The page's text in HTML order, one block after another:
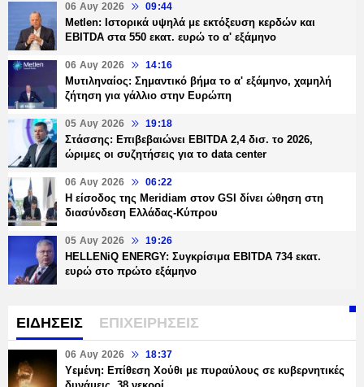
06 Αυγ 2026 09:44
Metlen: Ιστορικά υψηλά με εκτόξευση κερδών και
EBITDA στα 550 εκατ. ευρώ το α' εξάμηνο
06 Αυγ 2026 14:16
Μυτιληναίος: Σημαντικό βήμα το α' εξάμηνο, χαμηλή
ζήτηση για γάλλιο στην Ευρώπη
05 Αυγ 2026 19:18
Στάσσης: Επιβεβαιώνει EBITDA 2,4 δισ. το 2026,
ώριμες οι συζητήσεις για το data center
06 Αυγ 2026 06:22
Η είσοδος της Meridiam στον GSI δίνει ώθηση στη
διασύνδεση Ελλάδας-Κύπρου
05 Αυγ 2026 19:26
HELLENiQ ENERGY: Συγκρίσιμα EBITDA 734 εκατ.
ευρώ στο πρώτο εξάμηνο
ΕΙΔΗΣΕΙΣ ΕΠΙΧΕΙΡΗΣΕΙΣ
06 Αυγ 2026 18:37
Υεμένη: Επίθεση Χούθι με πυραύλους σε κυβερνητικές